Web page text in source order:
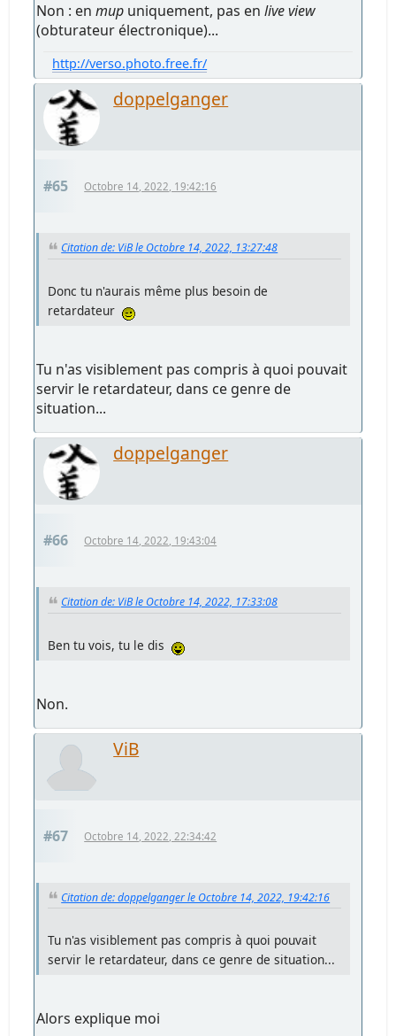
Non : enmup uniquement, pas enlive view
(obturateur électronique)...
http://verso.photo.free.fr/
doppelganger
#65 Octobre 14, 2022, 19:42:16
Citation de: ViB le Octobre 14, 2022, 13:27:48
Donc tu n'aurais même plus besoin de
retardateur
Tu n'as visiblement pas compris à quoi pouvait
servir le retardateur, dans ce genre de
situation...
doppelganger
#66 Octobre 14, 2022, 19:43:04
Citation de: ViB le Octobre 14, 2022, 17:33:08
Ben tu vois, tu le dis
Non.
ViB
#67 Octobre 14, 2022, 22:34:42
Citation de: doppelganger le Octobre 14, 2022, 19:42:16
Tu n'as visiblement pas compris à quoi pouvait
servir le retardateur, dans ce genre de situation...
Alors explique moi